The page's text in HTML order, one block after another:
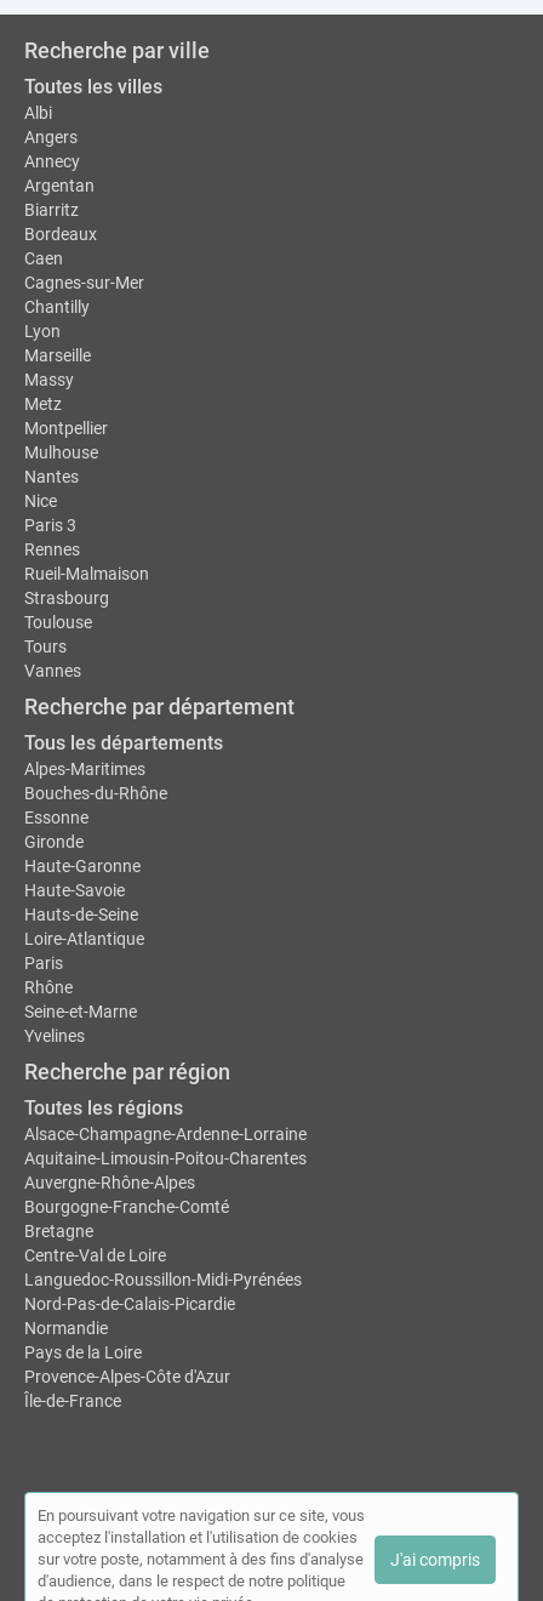
Recherche par ville
Toutes les villes
Albi
Angers
Annecy
Argentan
Biarritz
Bordeaux
Caen
Cagnes-sur-Mer
Chantilly
Lyon
Marseille
Massy
Metz
Montpellier
Mulhouse
Nantes
Nice
Paris 3
Rennes
Rueil-Malmaison
Strasbourg
Toulouse
Tours
Vannes
Recherche par département
Tous les départements
Alpes-Maritimes
Bouches-du-Rhône
Essonne
Gironde
Haute-Garonne
Haute-Savoie
Hauts-de-Seine
Loire-Atlantique
Paris
Rhône
Seine-et-Marne
Yvelines
Recherche par région
Toutes les régions
Alsace-Champagne-Ardenne-Lorraine
Aquitaine-Limousin-Poitou-Charentes
Auvergne-Rhône-Alpes
Bourgogne-Franche-Comté
Bretagne
Centre-Val de Loire
Languedoc-Roussillon-Midi-Pyrénées
Nord-Pas-de-Calais-Picardie
Normandie
Pays de la Loire
Provence-Alpes-Côte d'Azur
Île-de-France
En poursuivant votre navigation sur ce site, vous
acceptez l'installation et l'utilisation de cookies
sur votre poste, notamment à des fins d'analyse
d'audience, dans le respect de notre politique
J'ai compris